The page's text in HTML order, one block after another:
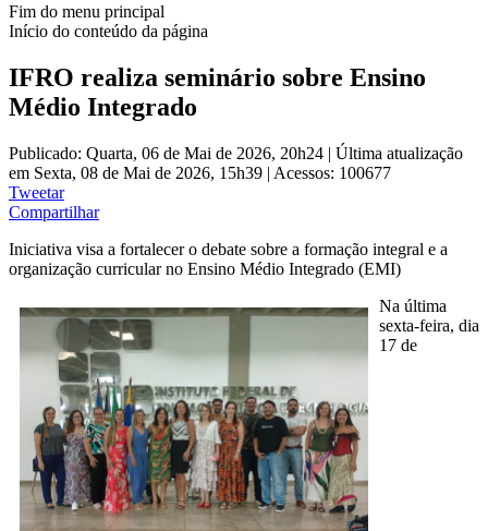
Fim do menu principal
Início do conteúdo da página
IFRO realiza seminário sobre Ensino
Médio Integrado
Publicado: Quarta, 06 de Mai de 2026, 20h24 | Última atualização
em Sexta, 08 de Mai de 2026, 15h39 | Acessos: 100677
Tweetar
Compartilhar
Iniciativa visa a fortalecer o debate sobre a formação integral e a
organização curricular no Ensino Médio Integrado (EMI)
Na última
sexta-feira, dia
17 de